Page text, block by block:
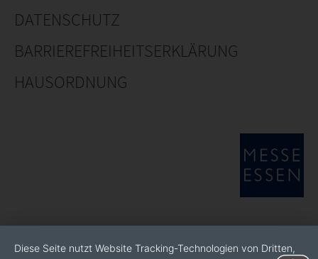
DATENSCHUTZ
BARRIEREFREIHEITSERKLÄRUNG
HAUSORDNUNG
Diese Seite nutzt Website Tracking-Technologien von Dritten,